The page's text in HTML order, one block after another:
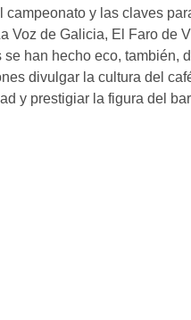
y las claves
Voz de Galicia, El Faro de
han hecho eco, también,
divulgar la cultura del
y prestigiar la figura del